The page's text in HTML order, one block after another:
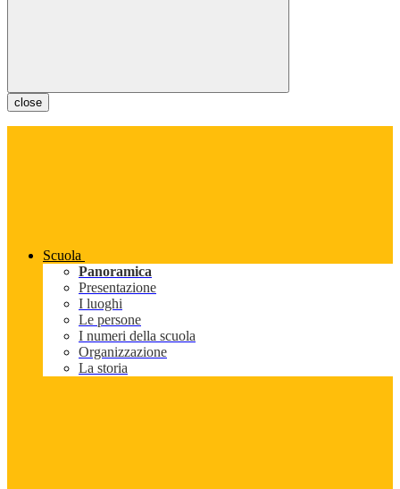
close
Scuola
Panoramica
Presentazione
I luoghi
Le persone
I numeri della scuola
Organizzazione
La storia